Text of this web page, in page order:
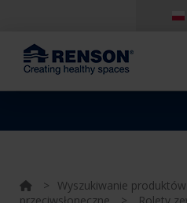
> Wyszukiwanie produktów